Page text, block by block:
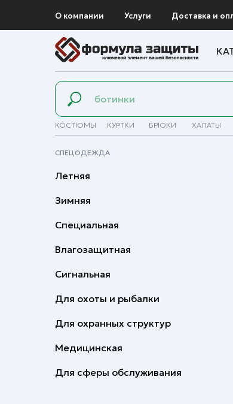
О компании Услуги Доставка и
ХАЛАТЫ
БРЮКИ
КОСТЮМЫ КУРТКИ
Летняя
Для охранных структур
Зимняя
Специальная
Влагозащитная
Сигнальная
Для охоты и рыбалки
Медицинская
Для сферы обслуживания
СПЕЦОДЕЖДА